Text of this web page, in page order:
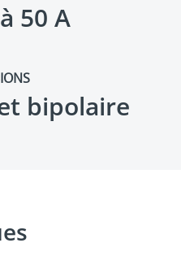
50 A
bipolaire